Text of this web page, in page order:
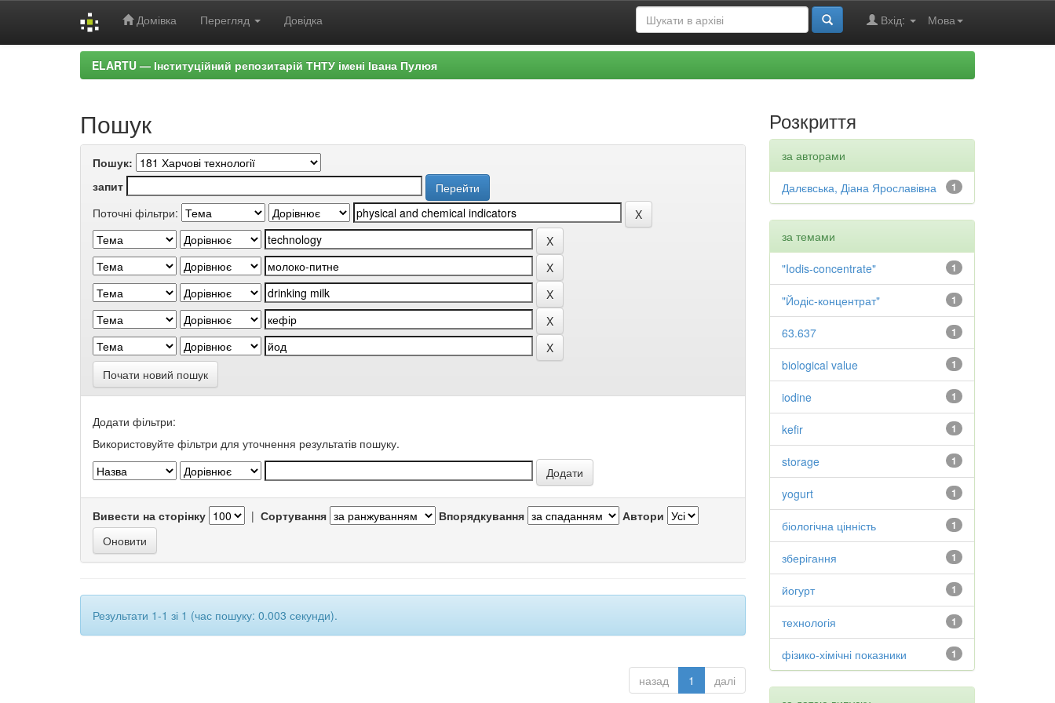
Домівка Перегляд Довідка Мова
Вхід:
ELARTU — Інституційний репозитарій ТНТУ імені Івана Пулюя
Пошук
Пошук:
запит
Поточні фільтри:
Почати новий пошук
Додати фільтри:
Використовуйте фільтри для уточнення результатів пошуку.
Вивести на сторінку | Сортування Впорядкування Автори
Результати 1-1 зі 1 (час пошуку: 0.003 секунди).
назад 1 далі
Розкриття
за авторами
1
Далєвська, Діана Ярославівна
за темами
1
"Iodis-concentrate"
1
"Йодіс-концентрат"
1
63.637
1
biological value
1
iodine
1
kefir
1
storage
1
yogurt
1
біологічна цінність
1
зберігання
1
йогурт
1
технологія
1
фізико-хімічні показники